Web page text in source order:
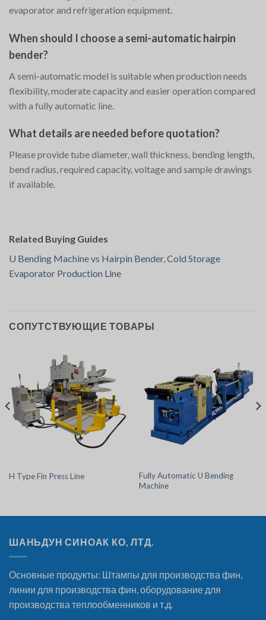
evaporator and refrigeration equipment.
When should I choose a semi-automatic hairpin
bender?
A semi-automatic model is suitable when production needs
flexibility, moderate capacity and easier operation compared
with a fully automatic line.
What details are needed before quotation?
Please provide tube diameter, wall thickness, bending length,
bend radius, required capacity, voltage and sample drawings
if available.
Related Buying Guides
U Bending Machine vs Hairpin Bender,Cold Storage
Evaporator Production Line
СОПУТСТВУЮЩИЕ ТОВАРЫ
H Type Fin Press Line
Fully Automatic U Bending
Machine
ШАНЬДУН СИНОАК КО, ЛТД.
Основные продукты: Штампы для производства фин,
линии для производства фин, оборудование для
производства теплообменников и т.д.